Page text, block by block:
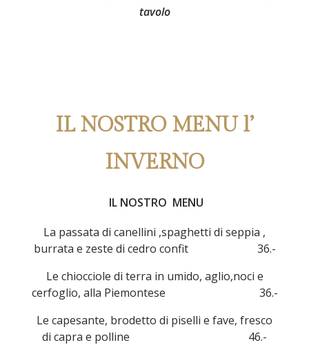
tavolo
IL NOSTRO MENU l’
INVERNO
IL NOSTRO MENU
La passata di canellini ,spaghetti di seppia ,
burrata e zeste di cedro confit 36.-
Le chiocciole di terra in umido, aglio,noci e
cerfoglio, alla Piemontese 36.-
Le capesante, brodetto di piselli e fave, fresco
di capra e polline 46.-